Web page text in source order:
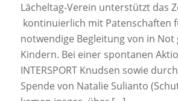
Lächeltag-Verein unterstützt das
kontinuierlich mit Patenschaften
notwendige Begleitung von in Not
Kindern. Bei einer spontanen
INTERSPORT Knudsen sowie
Spende von Natalie Sulianto